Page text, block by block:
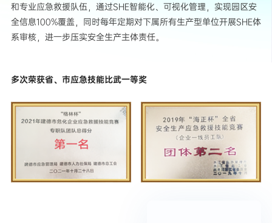
和专业应急救援队伍，通过SHE智能化、可视化管理，实现园区安
全信息100%覆盖，同时每年定期对下属所有生产型单位开展SHE体
系审核，进一步压实安全生产主体责任。
多次荣获省、市应急技能比武一等奖